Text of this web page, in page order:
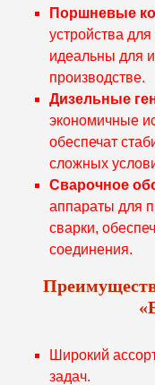
Поршневые
устройства
идеальны для
производстве.
Дизельные
экономичные
обеспечат
сложных
Сварочное
аппараты для
сварки,
соединения.
Широкий
задач.